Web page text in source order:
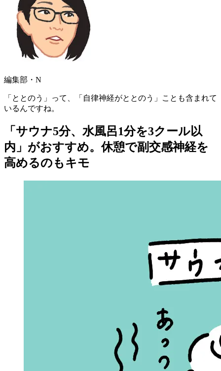
編集部・N
「ととのう」って、「 自律神経がととのう 」ことも含まれて
いるんですね。
「サウナ5分、水風呂1分を3クール以
内」がおすすめ。休憩で副交感神経を
高めるのもキモ